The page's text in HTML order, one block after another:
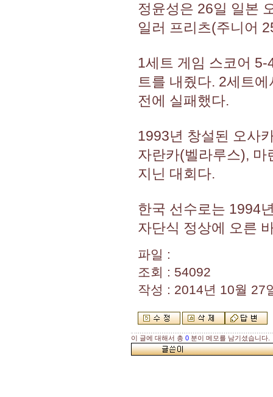
정윤성은 26일 일본
일러 프리츠(주니어
1세트 게임 스코어
트를 내줬다. 2세트
전에 실패했다.
1993년 창설된 오사
자란카(벨라루스), 마
지닌 대회다.
한국 선수로는 1994
자단식 정상에 오른
파일 :
조회 : 54092
작성 : 2014년 10월 27
이 글에 대해서 총 0 분이 메모를 남기셨습니다.